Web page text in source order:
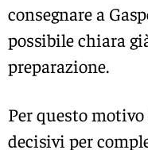
consegnare a
possibile chiara
preparazione.
Per questo
decisivi per